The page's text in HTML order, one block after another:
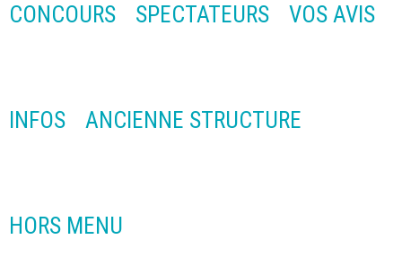
CONCOURS SPECTATEURS VOS AVIS
INFOS ANCIENNE STRUCTURE
HORS MENU